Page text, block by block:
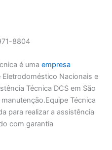
8804
é uma empresa
Nacionais e
Técnica DCS em São
Técnica
para realizar a assistência
com garantia